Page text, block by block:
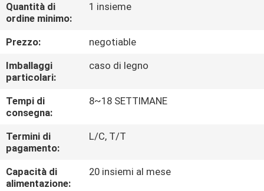
CONTROLLO
DI
QUALITÀ
CONTATTICI
NOTIZIA
RICHIEDA
Quantità di
ordine minimo:
1 insieme
Prezzo:
negotiable
Imballaggi
particolari:
caso di legno
Tempi di
consegna:
8~18 SETTIMANE
Termini di
pagamento:
L/C, T/T
Capacità di
alimentazione:
20 insiemi al mese